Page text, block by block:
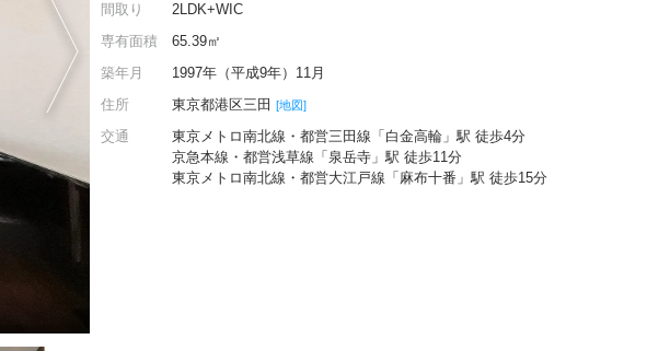
間取り
2LDK+WIC
専有面積
65.39㎡
築年月
1997年（平成9年）11月
住所
東京都港区三田 [地図]
交通
東京メトロ南北線・都営三田線「白金高輪」駅 徒歩4分
京急本線・都営浅草線「泉岳寺」駅 徒歩11分
東京メトロ南北線・都営大江戸線「麻布十番」駅 徒歩15分